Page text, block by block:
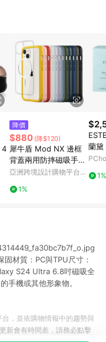
4
降價
$880 (降$120)
犀牛盾 Mod NX 邊框
背蓋兩用防摔磁吸手機
殼 for iPhone 13系列
亞洲跨境設計購物平台
1%
蘭黛
5ml
1%
材質：PC與TPU尺寸：
S24 Ultra 6.8吋磁吸全
手機或其他形象物。
，並依購物情報中的趨勢與
新會有時間差，請務必點擊